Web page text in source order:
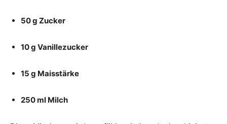
50 g Zucker
10 g Vanillezucker
15 g Maisstärke
250 ml Milch